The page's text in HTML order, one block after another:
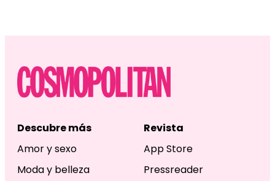
Descubre más
Amor y sexo
Moda y belleza
Revista
App Store
Pressreader